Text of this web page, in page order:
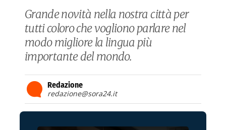
Grande novità nella nostra città per
tutti coloro che vogliono parlare nel
modo migliore la lingua più
importante del mondo.
Redazione
redazione@sora24.it